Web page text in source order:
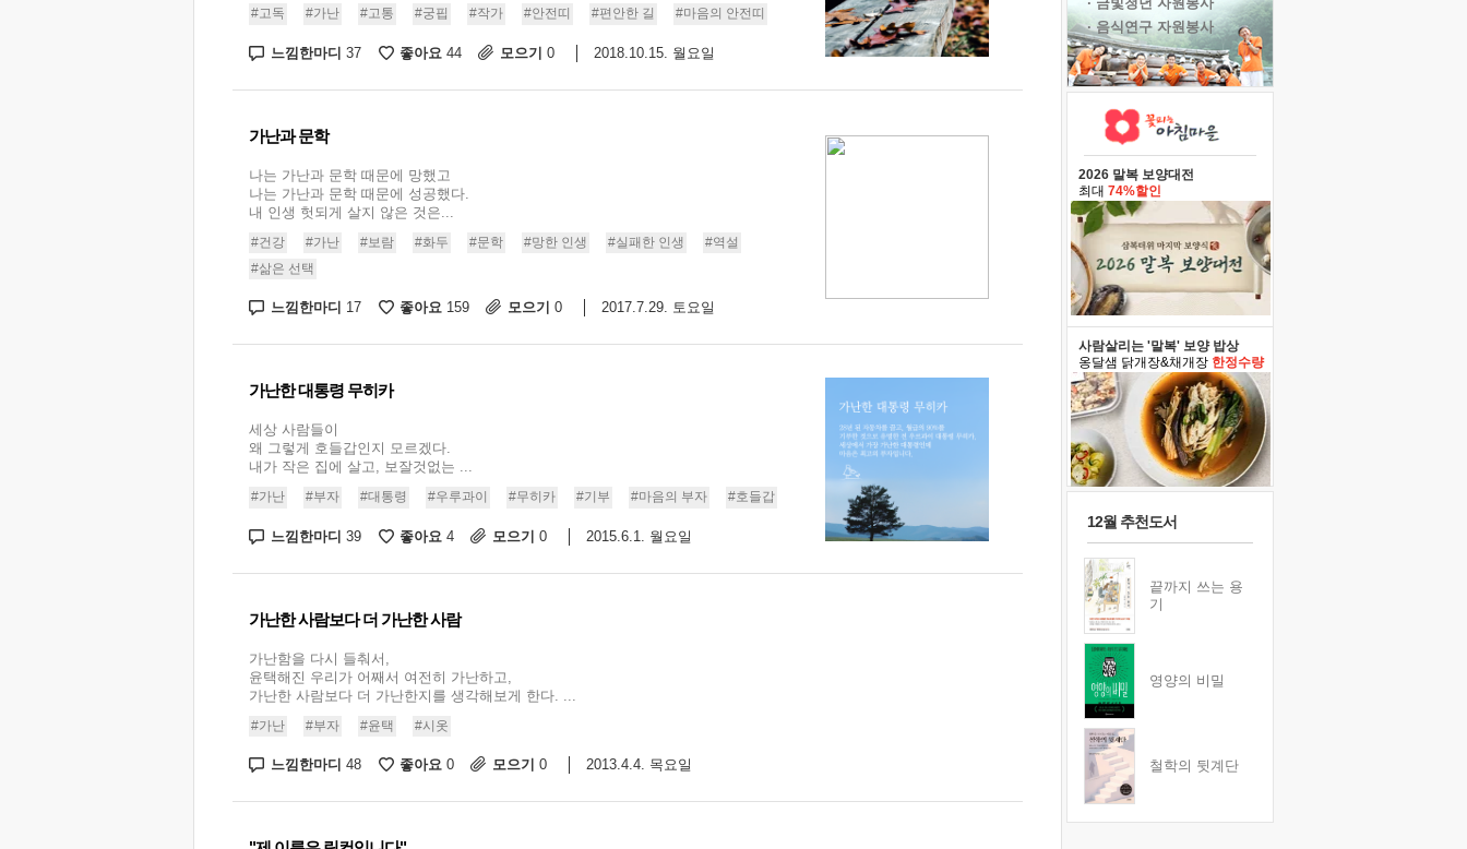
#고독 #가난 #고통 #궁핍 #작가 #안전띠 #편안한 길 #마음의 안전띠
느낌한마디 37 좋아요 44 모으기 0 2018.10.15. 월요일
가난과 문학
나는 가난과 문학 때문에 망했고
나는 가난과 문학 때문에 성공했다.
내 인생 헛되게 살지 않은 것은...
#건강 #가난 #보람 #화두 #문학 #망한 인생 #실패한 인생
#역설
#삶은 선택
느낌한마디 17 좋아요 159 모으기 0 2017.7.29. 토요일
가난한 대통령 무히카
세상 사람들이
왜 그렇게 호들갑인지 모르겠다.
내가 작은 집에 살고, 보잘것없는 ...
#가난 #부자 #대통령 #우루과이 #무히카 #기부 #마음의 부자 #호들갑
느낌한마디 39 좋아요 4 모으기 0 2015.6.1. 월요일
가난한 사람보다 더 가난한 사람
가난함을 다시 들춰서,
윤택해진 우리가 어째서 여전히 가난하고,
가난한 사람보다 더 가난한지를 생각해보게 한다. ...
#가난 #부자 #윤택 #시옷
느낌한마디 48 좋아요 0 모으기 0 2013.4.4. 목요일
· 음식연구 자원봉사
2026 말복 보양대전
최대 74%할인
사람살리는 '말복' 보양 밥상
옹달샘 닭개장&채개장 한정수량
12월 추천도서
끝까지 쓰는 용
기
영양의 비밀
철학의 뒷계단